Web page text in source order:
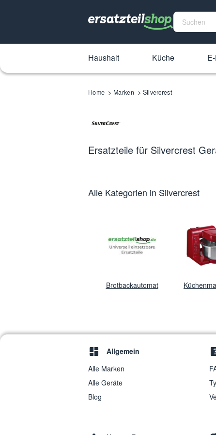
Haushalt Küche
Home Marken Silvercrest
Ersatzteile für Silvercrest
Alle Kategorien in Silvercrest
Brotbackautomat
Allgemein
Alle Marken
Alle Geräte
Blog